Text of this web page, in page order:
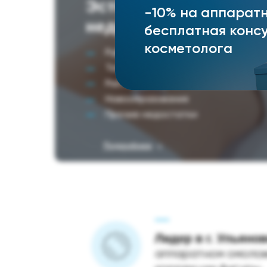
Рубцы/шрамы
Растяжки/стрии
Новообразования
Прочие недостатки
Эстетические
недостатки
Подробнее
Лидер в г.
аппаратном
-10% на
бесплатная
косметолога